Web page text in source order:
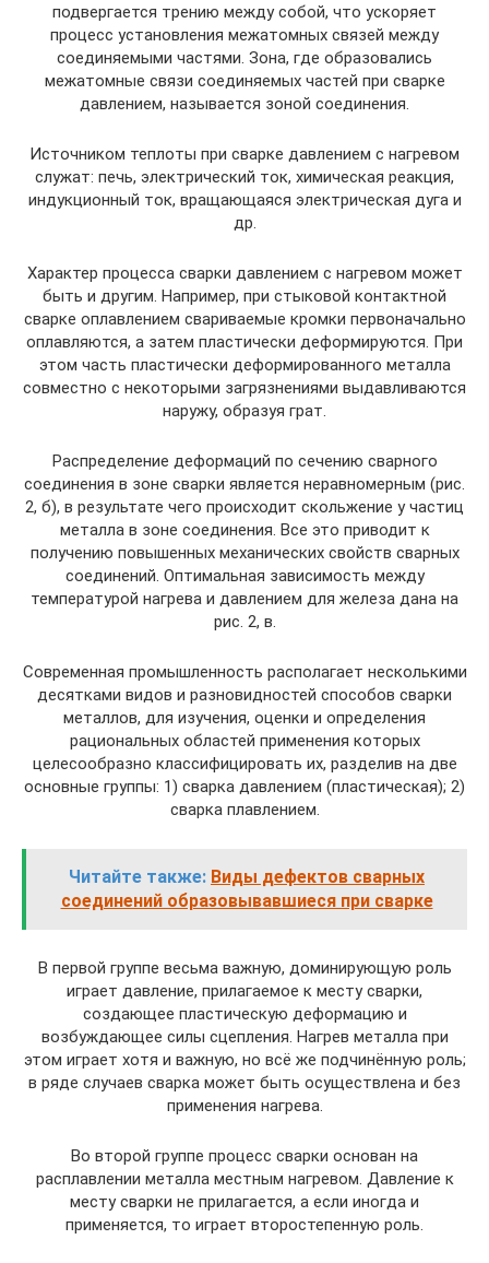
подвергается трению между собой, что ускоряет
процесс установления межатомных связей между
соединяемыми частями. Зона, где образовались
межатомные связи соединяемых частей при сварке
давлением, называется зоной соединения.
Источником теплоты при сварке давлением с нагревом
служат: печь, электрический ток, химическая реакция,
индукционный ток, вращающаяся электрическая дуга и
др.
Характер процесса сварки давлением с нагревом может
быть и другим. Например, при стыковой контактной
сварке оплавлением свариваемые кромки первоначально
оплавляются, а затем пластически деформируются. При
этом часть пластически деформированного металла
совместно с некоторыми загрязнениями выдавливаются
наружу, образуя грат.
Распределение деформаций по сечению сварного
соединения в зоне сварки является неравномерным (рис.
2, б), в результате чего происходит скольжение у частиц
металла в зоне соединения. Все это приводит к
получению повышенных механических свойств сварных
соединений. Оптимальная зависимость между
температурой нагрева и давлением для железа дана на
рис. 2, в.
Современная промышленность располагает несколькими
десятками видов и разновидностей способов сварки
металлов, для изучения, оценки и определения
рациональных областей применения которых
целесообразно классифицировать их, разделив на две
основные группы: 1) сварка давлением (пластическая); 2)
сварка плавлением.
Читайте также: Виды дефектов сварных
соединений образовывавшиеся при сварке
В первой группе весьма важную, доминирующую роль
играет давление, прилагаемое к месту сварки,
создающее пластическую деформацию и
возбуждающее силы сцепления. Нагрев металла при
этом играет хотя и важную, но всё же подчинённую роль;
в ряде случаев сварка может быть осуществлена и без
применения нагрева.
Во второй группе процесс сварки основан на
расплавлении металла местным нагревом. Давление к
месту сварки не прилагается, а если иногда и
применяется, то играет второстепенную роль.